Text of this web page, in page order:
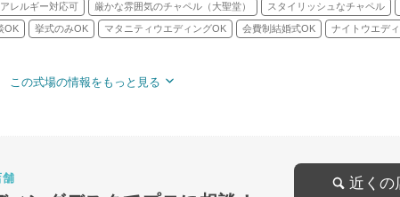
アレルギー対応可 厳かな雰囲気のチャペル（大聖堂） スタイリッシュなチャペル
OK 挙式のみOK マタニティウエディングOK 会費制結婚式OK ナイトウエデ
この式場の情報をもっと見る
近くの